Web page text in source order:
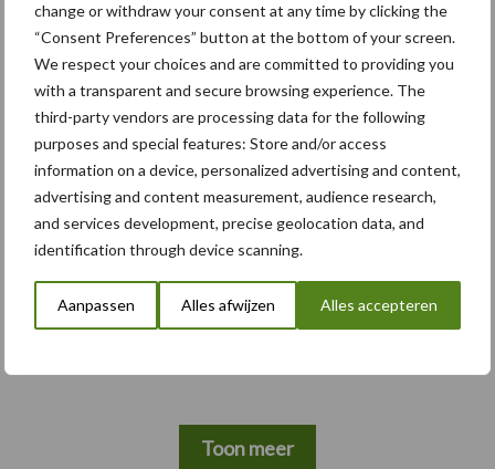
change or withdraw your consent at any time by clicking the
“Consent Preferences” button at the bottom of your screen.
We respect your choices and are committed to providing you
with a transparent and secure browsing experience. The
third-party vendors are processing data for the following
purposes and special features: Store and/or access
information on a device, personalized advertising and content,
advertising and content measurement, audience research,
and services development, precise geolocation data, and
identification through device scanning.
Aanpassen Alles afwijzen Alles accepteren
Duitsland
Meer loonwerk nieuws:
Maak hier uw keuze:
bemesting Gewas & ruwvoer
Toon meer